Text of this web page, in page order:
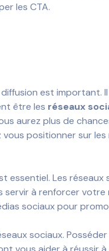
les CTA.
est important.
être les réseaux
aurez plus de
vous positionner sur
essentiel. Les
servir à renforcer votre
sociaux pour
sociaux.